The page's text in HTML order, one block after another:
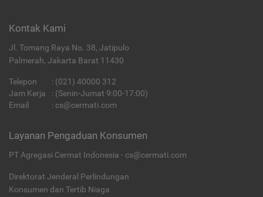
Kontak Kami
Jl. Tomang Raya No. 38, Jatipulo
Palmerah, Jakarta Barat 11430
Telepon : (021) 40000 312
Jam Kerja
: (Senin-Jumat 9:00-17:00)
Email
: cs@cermati.com
Layanan Pengaduan Konsumen
PT Agregasi Cermat Indonesia - cs@cermati.com
Direktorat Jenderal Perlindungan
Konsumen dan Tertib Niaga